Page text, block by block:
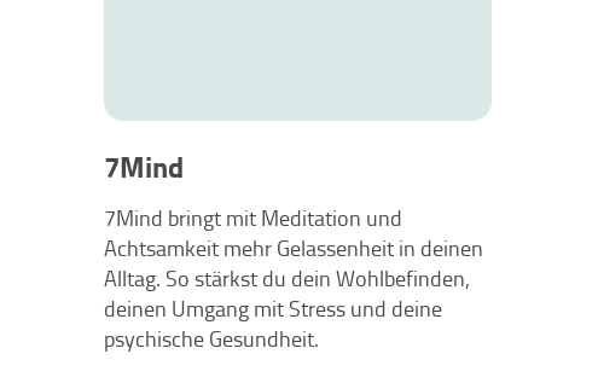
7Mind
7Mind bringt mit Meditation und
Achtsamkeit mehr Gelassenheit in deinen
Alltag. So stärkst du dein Wohlbefinden,
deinen Umgang mit Stress und deine
psychische Gesundheit.